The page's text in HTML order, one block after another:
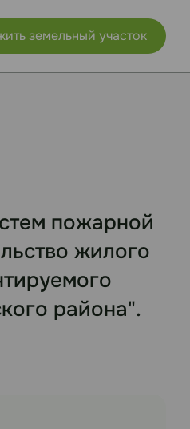
земельный участок
пожарной
жилого
района".